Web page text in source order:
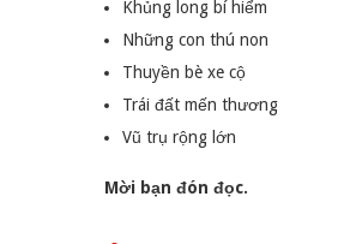
Khủng long bí hiểm
Những con thú non
Thuyền bè xe cộ
Trái đất mến thương
Vũ trụ rộng lớn
Mời bạn đón đọc.